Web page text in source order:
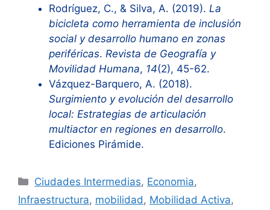
Rodríguez, C., & Silva, A. (2019). La
bicicleta como herramienta de inclusión
social y desarrollo humano en zonas
periféricas. Revista de Geografía y
Movilidad Humana, 14(2), 45-62.
Vázquez-Barquero, A. (2018).
Surgimiento y evolución del desarrollo
local: Estrategias de articulación
multiactor en regiones en desarrollo.
Ediciones Pirámide.
Categorías
Ciudades Intermedias, Economia,
Infraestructura, mobilidad, Mobilidad Activa,